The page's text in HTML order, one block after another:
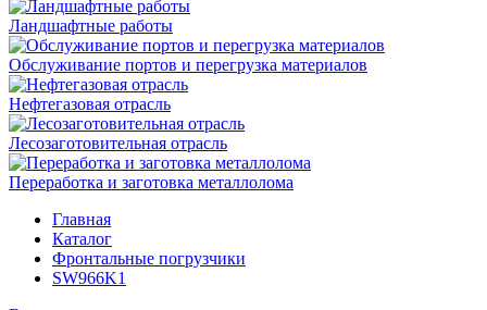
Ландшафтные работы
Обслуживание портов и перегрузка материалов
Нефтегазовая отрасль
Лесозаготовительная отрасль
Переработка и заготовка металлолома
Главная
Каталог
Фронтальные погрузчики
SW966K1